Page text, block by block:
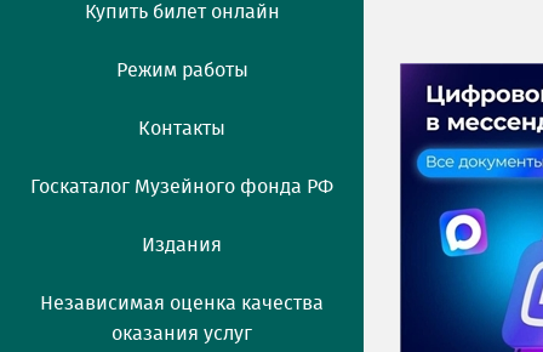
Купить билет онлайн
Режим работы
Контакты
Госкаталог Музейного фонда РФ
Издания
Независимая оценка качества
оказания услуг